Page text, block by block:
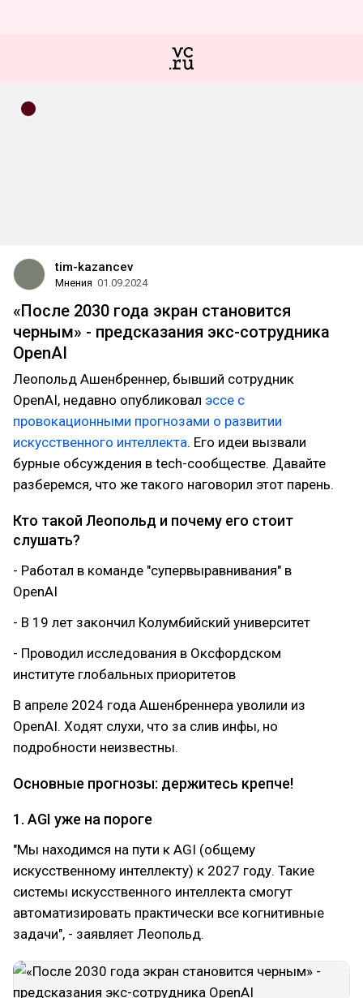
tim-kazancev
Мнения 01.09.2024
«После 2030 года экран становится
черным» - предсказания экс-сотрудника
OpenAI
Леопольд Ашенбреннер, бывший сотрудник
OpenAI, недавно опубликовал эссе с
провокационными прогнозами о развитии
искусственного интеллекта. Его идеи вызвали
бурные обсуждения в tech-сообществе. Давайте
разберемся, что же такого наговорил этот парень.
Кто такой Леопольд и почему его стоит
слушать?
- Работал в команде "супервыравнивания" в
OpenAI
- В 19 лет закончил Колумбийский университет
- Проводил исследования в Оксфордском
институте глобальных приоритетов
В апреле 2024 года Ашенбреннера уволили из
OpenAI. Ходят слухи, что за слив инфы, но
подробности неизвестны.
Основные прогнозы: держитесь крепче!
1. AGI уже на пороге
"Мы находимся на пути к AGI (общему
искусственному интеллекту) к 2027 году. Такие
системы искусственного интеллекта смогут
автоматизировать практически все когнитивные
задачи", - заявляет Леопольд.